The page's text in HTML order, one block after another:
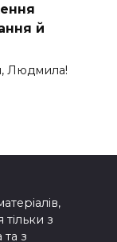
й
Людмила!
тільки з
з